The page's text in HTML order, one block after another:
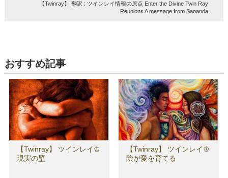
【Twinray】 翻訳 : ツインレイ情報の原点 Enter the Divine Twin Ray
Reunions A message from Sananda
おすすめ記事
【Twinray】 ツインレイ♔
現実の壁
【Twinray】 ツインレイ♔
陰が愛を育てる